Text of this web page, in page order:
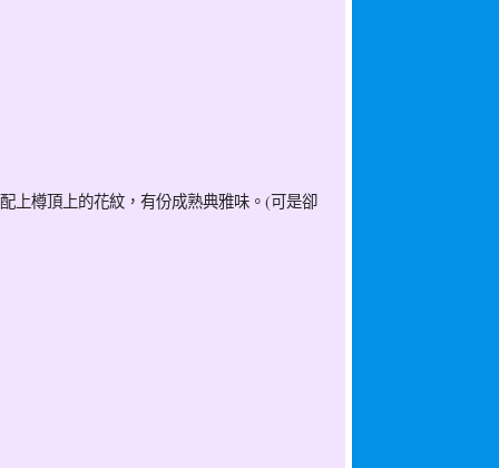
上樽頂上的花紋，有份成熟典雅味。(可是卻